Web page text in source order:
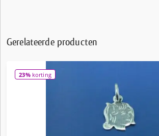
Gerelateerde producten
23%korting